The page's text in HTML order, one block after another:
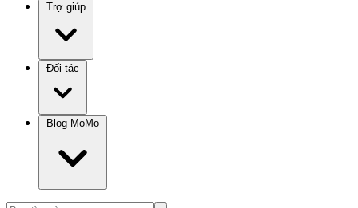
Trợ giúp
Đối tác
Blog MoMo